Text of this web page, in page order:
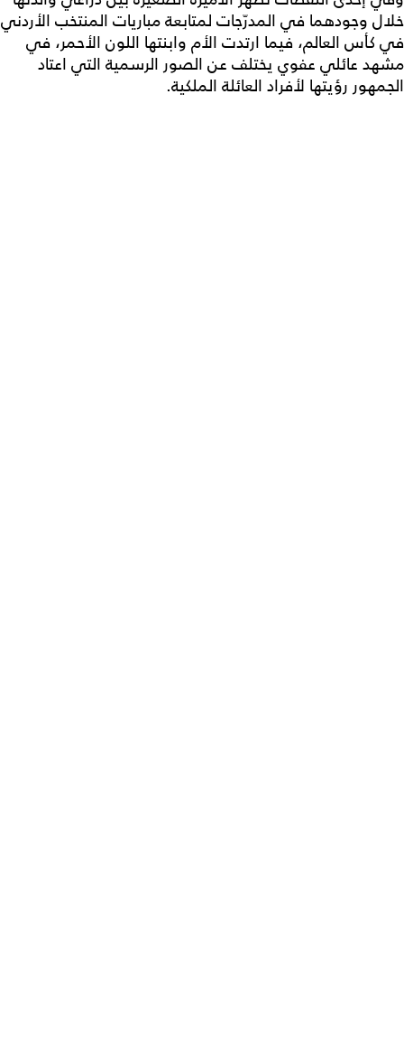
خلال وجودهما في المدرّجات لمتابعة مباريات المنتخب الأردني
في كأس العالم، فيما ارتدت الأم وابنتها اللون الأحمر، في
مشهد عائلي عفوي يختلف عن الصور الرسمية التي اعتاد
الجمهور رؤيتها لأفراد العائلة الملكية.